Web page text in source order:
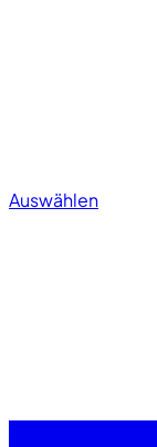
Auswählen